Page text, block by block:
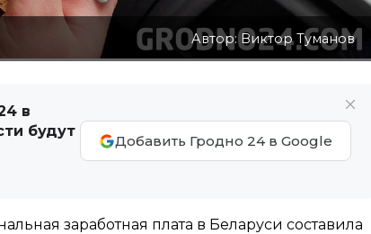
Автор: Виктор Туманов
в
будут
Добавить Гродно 24 в Google
заработная плата в Беларуси составила